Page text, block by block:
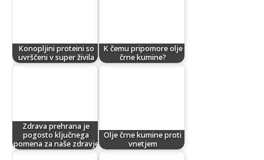
Konopljini proteini so
uvrščeni v super živila
K čemu pripomore olje
črne kumine?
Zdrava prehrana je
pogosto ključnega
pomena za naše zdravje
Olje črne kumine proti
vnetjem